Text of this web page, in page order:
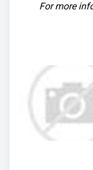
For more